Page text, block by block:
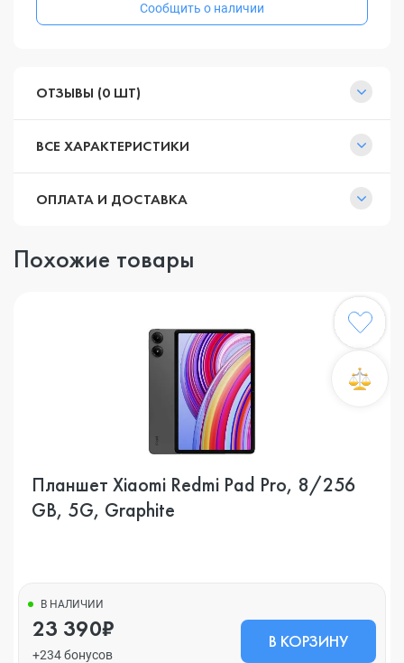
Сообщить о наличии
ОТЗЫВЫ (0 ШТ)
ВСЕ ХАРАКТЕРИСТИКИ
ОПЛАТА И ДОСТАВКА
Похожие товары
Планшет Xiaomi Redmi Pad Pro, 8/256
GB, 5G, Graphite
В НАЛИЧИИ
23 390₽
+234 бонусов
В КОРЗИНУ